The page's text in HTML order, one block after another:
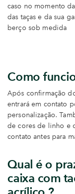
caso no momento
das taças e da sua
berço sob medida
Como
Após confirmação
entrará em contato
personalização.
de cores de linho e
contato antes para
Qual é o
caixa com